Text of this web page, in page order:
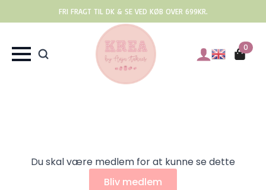
FRI FRAGT TIL DK & SE VED KØB OVER 699KR.
0
Du skal være medlem for at kunne se dette
Bliv medlem